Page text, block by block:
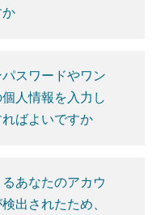
スワードやワン
人情報を入力し
ばよいですか
あなたのアカウ
出されたため、